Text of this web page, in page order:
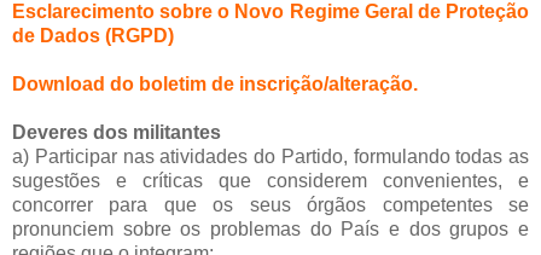
Esclarecimento sobre o Novo Regime Geral de Proteção
de Dados (RGPD)
Download do boletim de inscrição/alteração.
Deveres dos militantes
a) Participar nas atividades do Partido, formulando todas as
sugestões e críticas que considerem convenientes, e
concorrer para que os seus órgãos competentes se
pronunciem sobre os problemas do País e dos grupos e